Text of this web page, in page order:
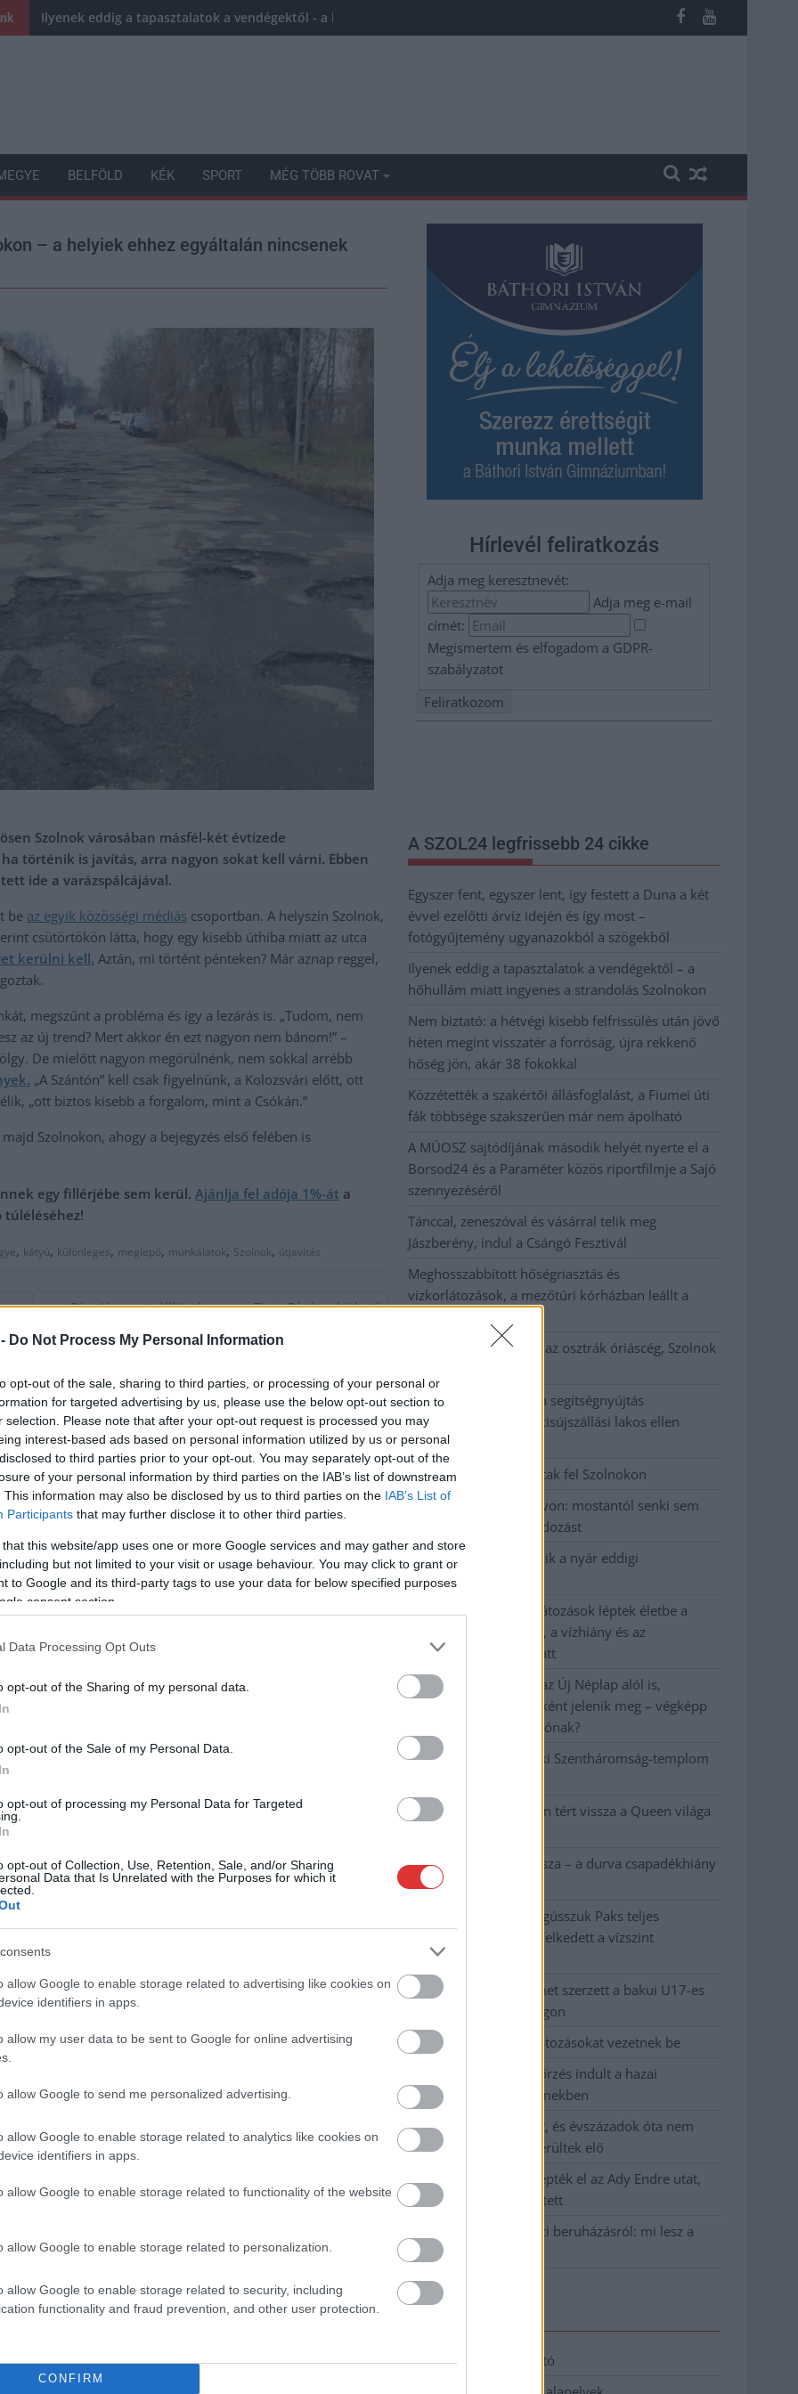
Do Not Process My Personal Information
opt-out of the sale, sharing to third parties, or processing of your personal or
for targeted advertising by us, please use the below opt-out section to
selection. Please note that after your opt-out request is processed you may
interest-based ads based on personal information utilized by us or personal
to third parties prior to your opt-out. You may separately opt-out of the
of your personal information by third parties on the IAB’s list of downstream
This information may also be disclosed by us to third parties on the IAB’s List of
Participants that may further disclose it to other third parties.
that this website/app uses one or more Google services and may gather and store
but not limited to your visit or usage behaviour. You may click to grant or
to Google and its third-party tags to use your data for below specified purposes
consent section.
Data Processing Opt Outs
opt-out of the Sharing of my personal data.
opt-out of the Sale of my Personal Data.
opt-out of processing my Personal Data for Targeted
opt-out of Collection, Use, Retention, Sale, and/or Sharing
Data that Is Unrelated with the Purposes for which it
allow Google to enable storage related to advertising like cookies on
identifiers in apps.
allow my user data to be sent to Google for online advertising
allow Google to send me personalized advertising.
allow Google to enable storage related to analytics like cookies on
identifiers in apps.
allow Google to enable storage related to functionality of the website
allow Google to enable storage related to personalization.
allow Google to enable storage related to security, including
functionality and fraud prevention, and other user protection.
CONFIRM
Ilyenek eddig a tapasztalatok a vendégektől - a hőhullám miatt ingyenes a strandolás Szolnokon
BELFÖLD KÉK SPORT MÉG TÖBB ROVAT
– a helyiek ehhez egyáltalán nincsenek
Szolnok városában másfél-két évtizede
történik is javítás, arra nagyon sokat kell várni. Ebben
ide a varázspálcájával.
be az egyik közösségi médiás csoportban. A helyszín Szolnok,
csütörtökön látta, hogy egy kisebb úthiba miatt az utca
kerülni kell. Aztán, mi történt pénteken? Már aznap reggel,
megszűnt a probléma és így a lezárás is. „Tudom, nem
az új trend? Mert akkor én ezt nagyon nem bánom!” –
De mielőtt nagyon megörülnénk, nem sokkal arrébb
„A Szántón” kell csak figyelnünk, a Kolozsvári előtt, ott
„ott biztos kisebb a forgalom, mint a Csókán.”
Szolnokon, ahogy a bejegyzés első felében is
egy fillérjébe sem kerül. Ajánlja fel adója 1%-át a
túléléséhez!
, kátyú, különleges, meglepő, munkálatok, Szolnok, útjavítás
Pócs János azt állítja, hogy egy Tisza Párthoz köthető
Zsolti bácsi ügyében
Kiss Lajos
is korlátozások
a tartós hatalmas
miatt
nem
de városunknak is
a huzamos...
2026.08.04. szol24.hu
Szentháromság-templom
Sikeresen befejeződött Szolnok
belvárosi Szentháromság-
szentélyfelújítás...
Hírlevél feliratkozás
Adja meg keresztnevét:
Adja meg e-mail
címét:
Megismertem és elfogadom a GDPR-
szabályzatot
A SZOL24 legfrissebb 24 cikke
Egyszer fent, egyszer lent, így festett a Duna a két
évvel ezelőtti árvíz idején és így most –
fotógyűjtemény ugyanazokból a szögekből
Ilyenek eddig a tapasztalatok a vendégektől – a
hőhullám miatt ingyenes a strandolás Szolnokon
Nem biztató: a hétvégi kisebb felfrissülés után jövő
héten megint visszatér a forróság, újra rekkenő
hőség jön, akár 38 fokokkal
Közzétették a szakértői állásfoglalást, a Fiumei úti
fák többsége szakszerűen már nem ápolható
A MÚOSZ sajtódíjának második helyét nyerte el a
Borsod24 és a Paraméter közös riportfilmje a Sajó
szennyezéséről
Tánccal, zeneszóval és vásárral telik meg
Jászberény, indul a Csángó Fesztivál
Meghosszabbított hőségriasztás és
vízkorlátozások, a mezőtúri kórházban leállt a
Átszervezi működését az osztrák óriáscég, Szolnok
Tragédiába torkollott a segítségnyújtás
elmulasztása, három kisújszállási lakos ellen
emeltek vádat
Hatalmas lángok csaptak fel Szolnokon
Vízitraffipax a Tisza-tavon: mostantól senki sem
úszhatja meg a száguldozást
Szolnokra is megérkezik a nyár eddigi
legkeményebb napja
Már Szolnokon is korlátozások léptek életbe a
tartós hatalmas hőség, a vízhiány és az
áramtakarékosság miatt
A NER kihúzta a talajt az Új Néplap alól is,
immáron csak hetilapként jelenik meg – végképp
vége a nyomtatott sajtónak?
Befejeződött a szolnoki Szentháromság-templom
Szimfonikus köntösben tért vissza a Queen világa
Ilyen, amikor „fél” a Tisza – a durva csapadékhiány
nagyon meglátszik
Lehet, hogy mégis megússzuk Paks teljes
leállítását, némileg emelkedett a vízszint
(VIDEÓVAL)
Tugyi Zétény ezüstérmet szerzett a bakui U17-es
birkózó-világbajnokságon
Jászberényben is korlátozásokat vezetnek be
Átfogó országos ellenőrzés indult a hazai
akkumulátoripari üzemekben
A Tisza visszahúzódott, és évszázadok óta nem
látott maradványok kerültek elő
Mentők és rendőrök lepték el az Ady Endre utat,
egy kerékpáros is érintett
Parázs vita a Fiumei úti beruházásról: mi lesz a
fákkal?
Elérhetőség
Adatkezelési tájékoztató